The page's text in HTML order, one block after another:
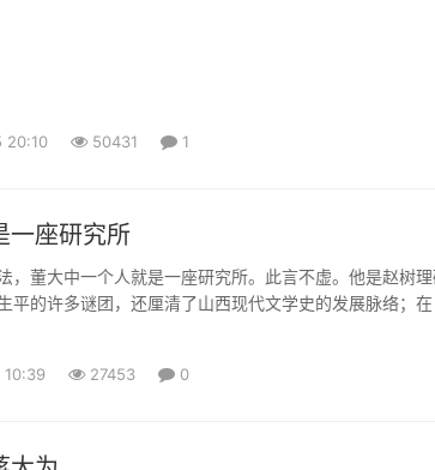
20:10 50431 1
一座研究所
，董大中一个人就是一座研究所。此言不虚。他是赵树
平的许多谜团，还厘清了山西现代文学史的发展脉络；在
又是新时期以来研究高长虹的第一人，纠正了学界多年的
在中国现代文学史上的地位，也理出了山西与新文化运动
27453 0